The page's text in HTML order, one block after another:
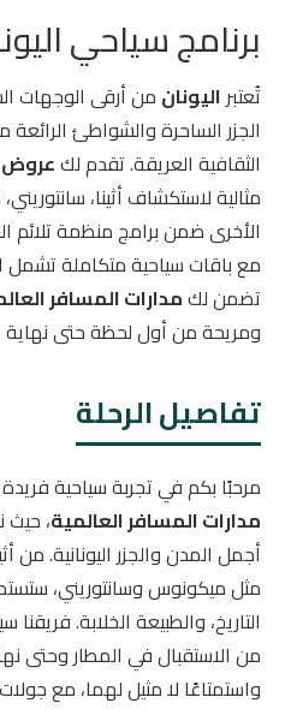
برنامج سياحي
تُعتبراليونان من أرقى الوجهات
الجزر الساحرة والشواطئ الرائعة
الثقافية العريقة. تقدم لكعروض
مثالية لاستكشاف أثينا،
الأخرى ضمن برامج منظمة تلائم
مع باقات سياحية متكاملة تشمل
تضمن لكمدارات المسافر
ومريحة من أول لحظة حتى نهاية
تفاصيل الرحلة
مرحبًا بكم في تجربة سياحية
مدارات المسافر العالمية، حيث
أجمل المدن والجزر اليونانية. من
مثل ميكونوس وسانتوريني،
التاريخ، والطبيعة الخلابة.
من الاستقبال في المطار وحتى
واستمتاعًا لا مثيل لهما، مع